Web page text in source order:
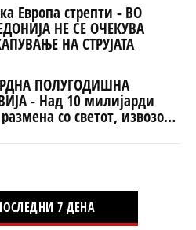
Европа стрепти - ВО
НЕ СЕ ОЧЕКУВА
НА СТРУЈАТА
ПОЛУГОДИШНА
- Над 10 милијарди
со светот, извозот
7 ДЕНА